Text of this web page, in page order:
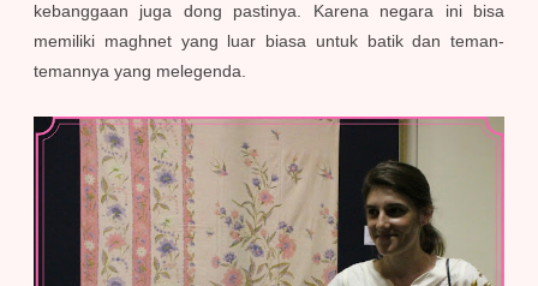
kebanggaan juga dong pastinya. Karena negara ini bisa
memiliki maghnet yang luar biasa untuk batik dan teman-
temannya yang melegenda.